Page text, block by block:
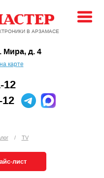
В АРЗАМАСЕ
Мира, д. 4
карте
12
/ TV
лист